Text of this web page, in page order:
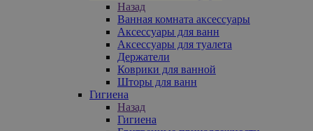
Назад
Ванная комната аксессуары
Аксессуары для ванн
Аксессуары для туалета
Держатели
Коврики для ванной
Шторы для ванн
Гигиена
Назад
Гигиена